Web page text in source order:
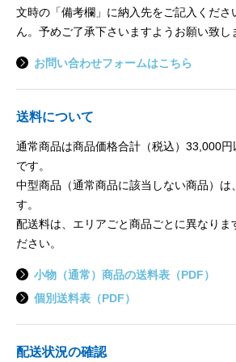
文時の「備考欄」に納入先をご記入くださ
ん。予めご了承下さいますようお願い致し
お問い合わせフォームはこちら
送料について
通常商品は商品価格合計（税込）33,000円
です。
中型商品（通常商品に該当しない商品）は
す。
配送料は、エリアごと商品ごとに異なりま
ださい。
小物（通常）商品の送料表（PDF）
個別送料表（PDF）
配送状況の確認